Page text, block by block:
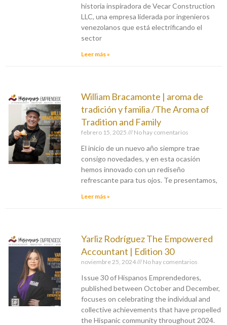
historia inspiradora de Vecar Construction
LLC, una empresa liderada por ingenieros
venezolanos que está electrificando el
sector
Leer más »
William Bracamonte | aroma de
tradición y familia /The Aroma of
Tradition and Family
febrero 15, 2025 No hay comentarios
El inicio de un nuevo año siempre trae
consigo novedades, y en esta ocasión
hemos innovado con un rediseño
refrescante para tus ojos. Te presentamos,
Leer más »
Yarliz Rodríguez The Empowered
Accountant | Edition 30
noviembre 25, 2024 No hay comentarios
Issue 30 of Hispanos Emprendedores,
published between October and December,
focuses on celebrating the individual and
collective achievements that have propelled
the Hispanic community throughout 2024.